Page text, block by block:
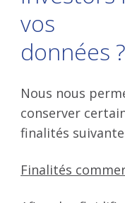
vos
données ?
Nous nous
conserver
finalités
Finalités